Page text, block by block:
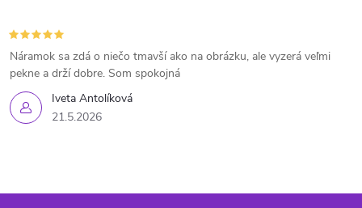
Iveta Antolíková
21.5.2026
Náramok sa zdá o niečo tmavší ako na obrázku, ale vyzerá veľmi
pekne a drží dobre. Som spokojná